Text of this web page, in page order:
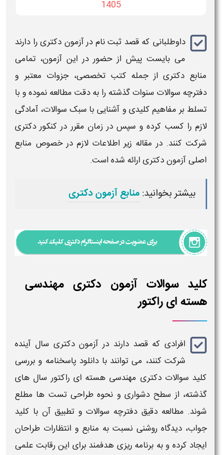
1405
داوطلبانی که قصد ثبت نام در آزمون دکتری را دارند
می‌ بایست پیش از حضور در این آزمون، تمامی
منابع دکتریاز جمله کتب تخصصی، جزوات معتبر و
دفترچه سوالات سنوات گذشته را به دقت مطالعه نموده و با
تسلط بر مفاهیم کلیدی و آشنایی با سبک سوالات، آمادگی
لازم را کسب کرده و سپس در زمان مقرر در کنکور دکتری
شرکت کنند. در مقاله زیر اطلاعات لازم در خصوص منابع
اصلی آزمون دکتریارائه شده است.
بیشتر بخوانید:منابع آزمون دکتری
کلید سوالات آزمون دکتری مهندسی
هسته ای راکتور
افرادی که قصد دارند درآزمون دکتری سال آینده
شرکت کنند، می‌ توانند با دانلود پاسخنامه و بررسی
کلید سوالات دکتری مهندسی هسته ای راکتور سال‌ های
گذشته، از سطح دشواری و نحوه طراحی تست‌ ها مطلع
شوند. مطالعه دقیق دفترچه سوالاتو تطبیق آن با کلید
جواب، دیدگاه روشنی نسبت به منابع و انتظارات طراحان
ایجاد کرده و به برنامه‌ ریزی هدفمند برای این رقابت علمی